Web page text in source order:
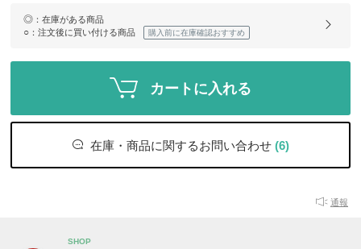
◎ ：在庫がある商品
○ ：注文後に買い付ける商品 購入前に在庫確認おすすめ
カートに入れる
在庫・商品に関するお問い合わせ (6)
通報
SHOP